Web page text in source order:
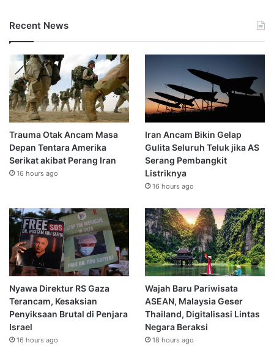
Recent News
Trauma Otak Ancam Masa
Depan Tentara Amerika
Serikat akibat Perang Iran
16 hours ago
Iran Ancam Bikin Gelap
Gulita Seluruh Teluk jika AS
Serang Pembangkit
Listriknya
16 hours ago
Nyawa Direktur RS Gaza
Terancam, Kesaksian
Penyiksaan Brutal di Penjara
Israel
16 hours ago
Wajah Baru Pariwisata
ASEAN, Malaysia Geser
Thailand, Digitalisasi Lintas
Negara Beraksi
18 hours ago